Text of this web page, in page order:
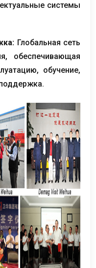
системы
Глобальная сеть
обеспечивающая
обучение,